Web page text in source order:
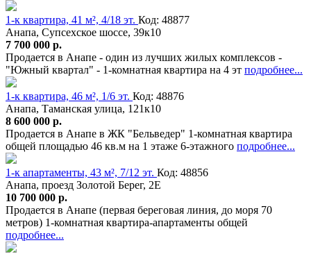
1-к квартира, 41 м², 4/18 эт. Код: 48877
Анапа, Супсехское шоссе, 39к10
7 700 000 р.
Продается в Анапе - один из лучших жилых комплексов -
"Южный квартал" - 1-комнатная квартира на 4 эт подробнее...
1-к квартира, 46 м², 1/6 эт. Код: 48876
Анапа, Таманская улица, 121к10
8 600 000 р.
Продается в Анапе в ЖК "Бельведер" 1-комнатная квартира
общей площадью 46 кв.м на 1 этаже 6-этажного подробнее...
1-к апартаменты, 43 м², 7/12 эт. Код: 48856
Анапа, проезд Золотой Берег, 2Е
10 700 000 р.
Продается в Анапе (первая береговая линия, до моря 70
метров) 1-комнатная квартира-апартаменты общей
подробнее...